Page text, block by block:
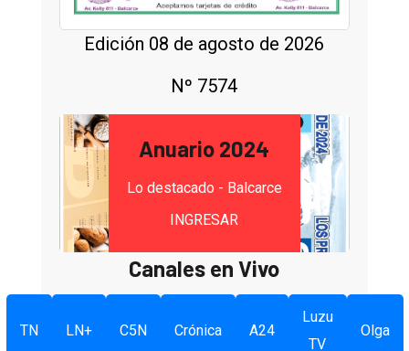
Edición 08 de agosto de 2026
Nº 7574
Anuario 2024
Lo destacado - Balcarce
INGRESAR
Canales en Vivo
TN LN+ C5N Crónica A24
Luzu
TV
Olga